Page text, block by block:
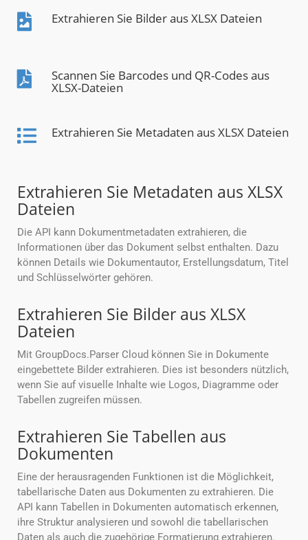
Extrahieren Sie Bilder aus XLSX Dateien
Scannen Sie Barcodes und QR-Codes aus
XLSX-Dateien
Extrahieren Sie Metadaten aus XLSX Dateien
Extrahieren Sie Metadaten aus XLSX
Dateien
Die API kann Dokumentmetadaten extrahieren, die
Informationen über das Dokument selbst enthalten. Dazu
können Details wie Dokumentautor, Erstellungsdatum, Titel
und Schlüsselwörter gehören.
Extrahieren Sie Bilder aus XLSX
Dateien
Mit GroupDocs.Parser Cloud können Sie in Dokumente
eingebettete Bilder extrahieren. Dies ist besonders nützlich,
wenn Sie auf visuelle Inhalte wie Logos, Diagramme oder
Tabellen zugreifen müssen.
Extrahieren Sie Tabellen aus
Dokumenten
Eine der herausragenden Funktionen ist die Möglichkeit,
tabellarische Daten aus Dokumenten zu extrahieren. Die
API kann Tabellen in Dokumenten automatisch erkennen,
ihre Struktur analysieren und sowohl die tabellarischen
Daten als auch die zugehörige Formatierung extrahieren.